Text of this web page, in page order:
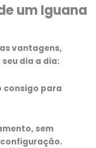
um Iguana
vantagens,
dia a dia:
consigo para
sem